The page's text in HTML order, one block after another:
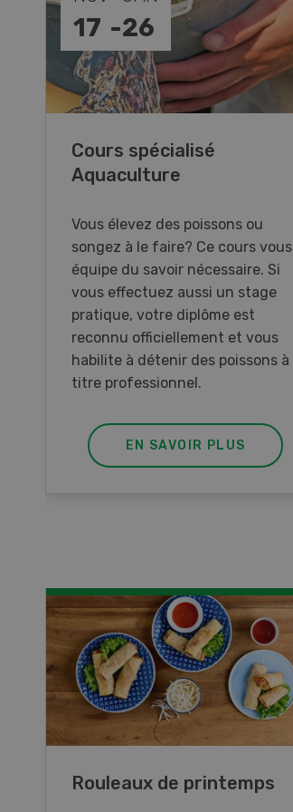
17 -26
Cours spécialisé
Aquaculture
Vous élevez des poissons ou
songez à le faire? Ce cours vous
équipe du savoir nécessaire. Si
vous effectuez aussi un stage
pratique, votre diplôme est
reconnu officiellement et vous
habilite à détenir des poissons à
titre professionnel.
EN SAVOIR PLUS
Rouleaux de printemps